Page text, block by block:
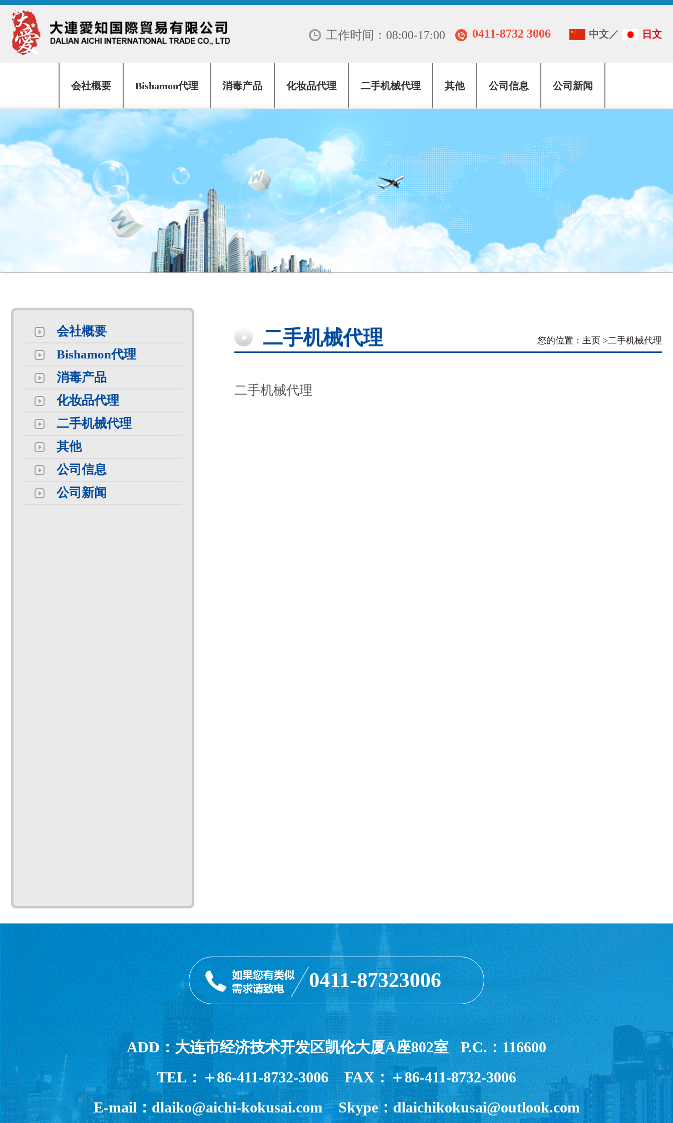
日文
中文／
0411-8732 3006
工作时间：08:00-17:00
会社概要 Bishamon代理 消毒产品 化妆品代理 二手机械代理 其他 公司信息 公司新闻
会社概要
Bishamon代理
消毒产品
化妆品代理
二手机械代理
其他
公司信息
公司新闻
二手机械代理 二手机械代理
您的位置：主页 >
二手机械代理
0411-87323006
ADD：大连市经济技术开发区凯伦大厦A座802室 P.C.：116600
TEL：＋86-411-8732-3006 FAX：＋86-411-8732-3006
E-mail：dlaiko@aichi-kokusai.com Skype：dlaichikokusai@outlook.com